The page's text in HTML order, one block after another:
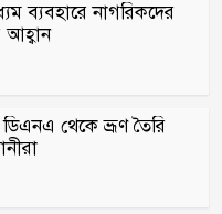
ব্যবহারে নাগরিকদের
আহ্বান
থেকে ভ্রূণ তৈরি